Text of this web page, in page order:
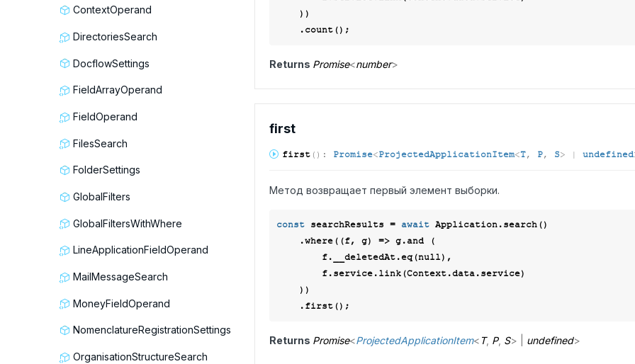
ContextOperand
DirectoriesSearch
DocflowSettings
FieldArrayOperand
FieldOperand
FilesSearch
FolderSettings
GlobalFilters
GlobalFiltersWithWhere
LineApplicationFieldOperand
MailMessageSearch
MoneyFieldOperand
NomenclatureRegistrationSettings
OrganisationStructureSearch
Returns Promise<number>
first
first( ) : Promise<ProjectedApplicationItem<T, P, S> | undefined
Метод возвращает первый элемент выборки.
const searchResults = await Application.search()
    .where(
(f, g) => g.and (
        f.__deletedAt.eq(
null),
Returns Promise<ProjectedApplicationItem< T, P, S> undefined>